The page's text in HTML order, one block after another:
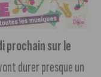
prochain sur le
durer presque un